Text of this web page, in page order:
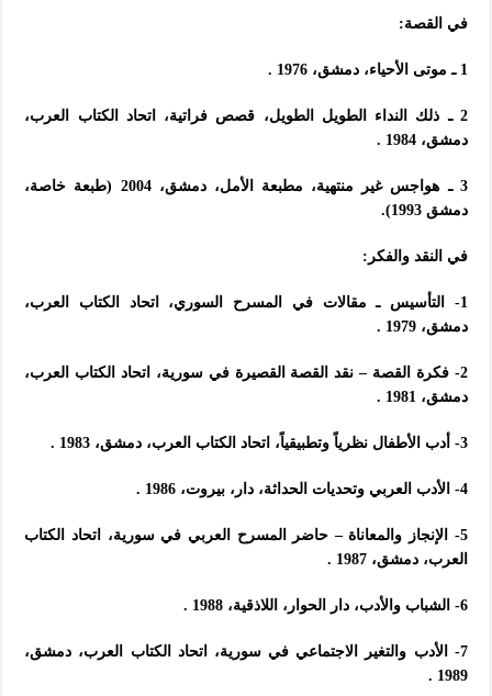
في القصة:
1 ـ موتى الأحياء، دمشق، 1976 .
2 ـ ذلك النداء الطويل الطويل، قصص فراتية، اتحاد الكتاب العرب،
دمشق، 1984 .
3 ـ هواجس غير منتهية، مطبعة الأمل، دمشق، 2004 (طبعة خاصة،
دمشق 1993).
في النقد والفكر:
1- التأسيس ـ مقالات في المسرح السوري، اتحاد الكتاب العرب،
دمشق، 1979 .
2- فكرة القصة – نقد القصة القصيرة في سورية، اتحاد الكتاب العرب،
دمشق، 1981 .
3- أدب الأطفال نظرياً وتطبيقياً، اتحاد الكتاب العرب، دمشق، 1983 .
4- الأدب العربي وتحديات الحداثة، دار، بيروت، 1986 .
5- الإنجاز والمعاناة – حاضر المسرح العربي في سورية، اتحاد الكتاب
العرب، دمشق، 1987 .
6- الشباب والأدب، دار الحوار، اللاذقية، 1988 .
7- الأدب والتغير الاجتماعي في سورية، اتحاد الكتاب العرب، دمشق،
1989 .